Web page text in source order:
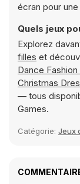
écran pour
Quels jeux
Explorez
filles et
Dance Fashion
Christmas
— tous
Games.
Catégorie: Jeux